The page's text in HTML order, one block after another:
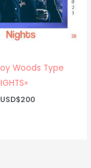
Woods Type
USD$200Rango